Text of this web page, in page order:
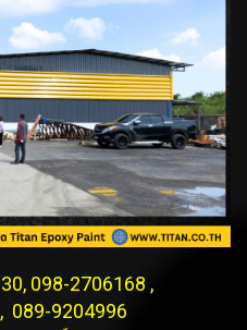
098-2706168 ,
089-9204996